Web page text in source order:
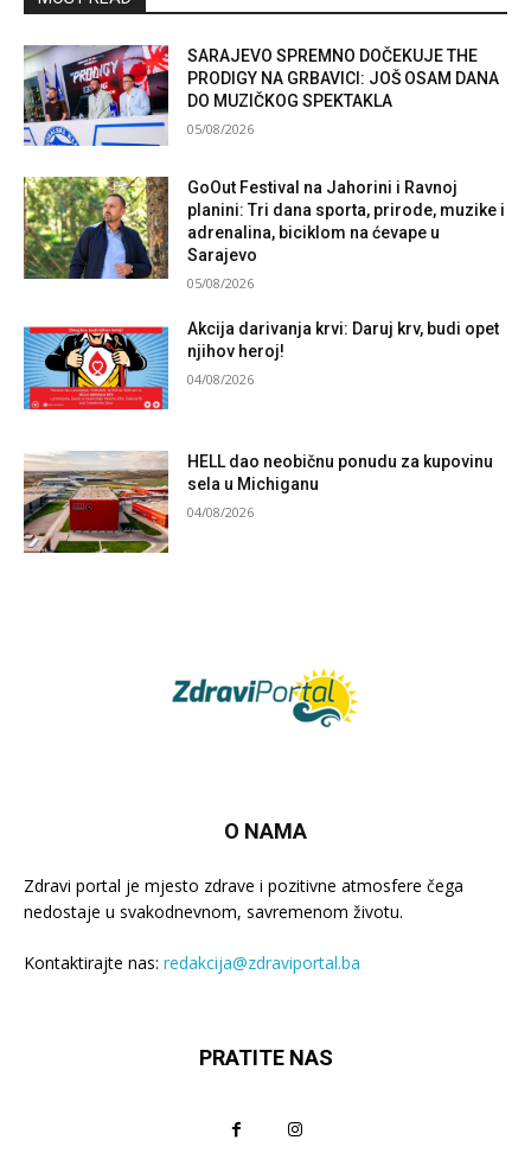
SARAJEVO SPREMNO DOČEKUJE THE
PRODIGY NA GRBAVICI: JOŠ OSAM DANA
DO MUZIČKOG SPEKTAKLA
05/08/2026
GoOut Festival na Jahorini i Ravnoj
planini: Tri dana sporta, prirode, muzike i
adrenalina, biciklom na ćevape u
Sarajevo
05/08/2026
Akcija darivanja krvi: Daruj krv, budi opet
njihov heroj!
04/08/2026
HELL dao neobičnu ponudu za kupovinu
sela u Michiganu
04/08/2026
O NAMA
Zdravi portal je mjesto zdrave i pozitivne atmosfere čega
nedostaje u svakodnevnom, savremenom životu.
Kontaktirajte nas: redakcija@zdraviportal.ba
PRATITE NAS